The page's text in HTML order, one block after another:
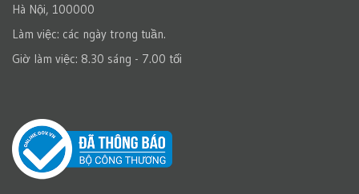
Hà Nội, 100000
Làm việc: các ngày trong tuần.
Giờ làm việc: 8.30 sáng - 7.00 tối